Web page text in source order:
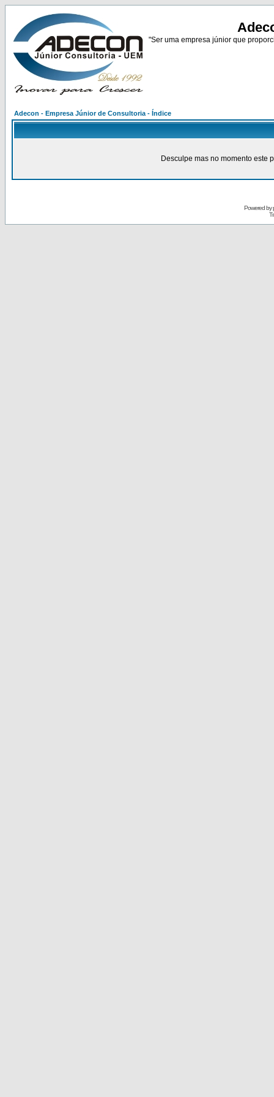
"Ser uma empresa júnior que
Adecon - Empresa Júnior de Consultoria - Índice
Desculpe mas no momento este
Powered by